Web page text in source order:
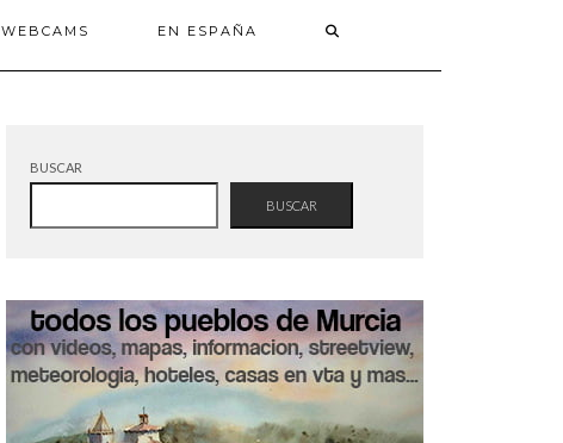
WEBCAMS EN ESPAÑA
BUSCAR
BUSCAR